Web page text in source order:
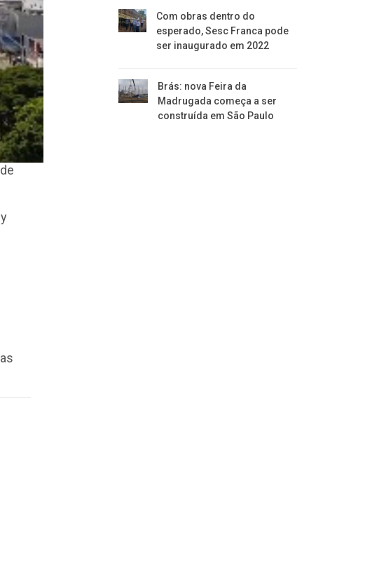
Com obras dentro do
esperado, Sesc Franca pode
ser inaugurado em 2022
Brás: nova Feira da
Madrugada começa a ser
construída em São Paulo